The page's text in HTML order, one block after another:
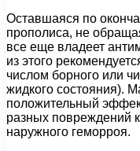
Оставшаяся по
прополиса, не
все еще владеет
из этого
числом борного или
жидкого состояния).
положительный
разных повреждений
наружного геморроя.